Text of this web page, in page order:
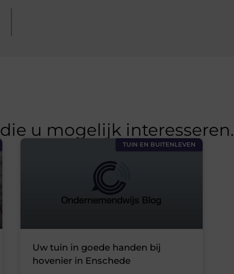
die u mogelijk interesseren.
TUIN EN BUITENLEVEN
Uw tuin in goede handen bij
hovenier in Enschede